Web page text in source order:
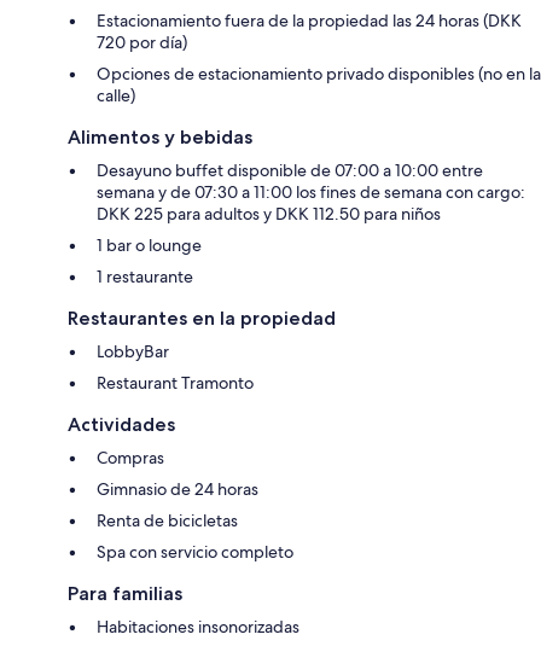
Estacionamiento fuera de la propiedad las 24 horas (DKK
720 por día)
Opciones de estacionamiento privado disponibles (no en la
calle)
Alimentos y bebidas
Desayuno buffet disponible de 07:00 a 10:00 entre
semana y de 07:30 a 11:00 los fines de semana con cargo:
DKK 225 para adultos y DKK 112.50 para niños
1 bar o lounge
1 restaurante
Restaurantes en la propiedad
LobbyBar
Restaurant Tramonto
Actividades
Compras
Gimnasio de 24 horas
Renta de bicicletas
Spa con servicio completo
Para familias
Habitaciones insonorizadas